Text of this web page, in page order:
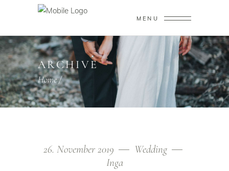
MENU
ARCHIVE
Home/
26. November 2019
Wedding
Inga